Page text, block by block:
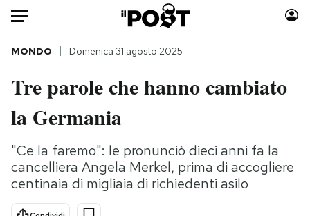
Auto
HOME
Italia
Politica
Tecnologia
Consumismi
Storie/Idee
MONDO Domenica 31 agosto 2025
Tre parole che hanno cambiato
la Germania
"Ce la faremo": le pronunciò dieci anni fa la
cancelliera Angela Merkel, prima di accogliere
centinaia di migliaia di richiedenti asilo